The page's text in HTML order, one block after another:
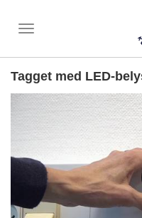
Toggle
Tagget med LED-